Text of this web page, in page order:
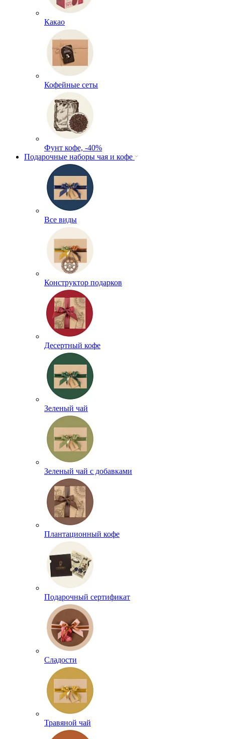
Какао
Кофейные сеты
Фунт кофе, -40%
Подарочные наборы чая и кофе
Все виды
Конструктор подарков
Десертный кофе
Зеленый чай
Зеленый чай с добавками
Плантационный кофе
Подарочный сертификат
Сладости
Травяной чай